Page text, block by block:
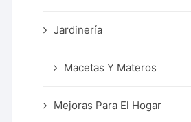
Jardinería
Macetas Y Materos
Mejoras Para El Hogar